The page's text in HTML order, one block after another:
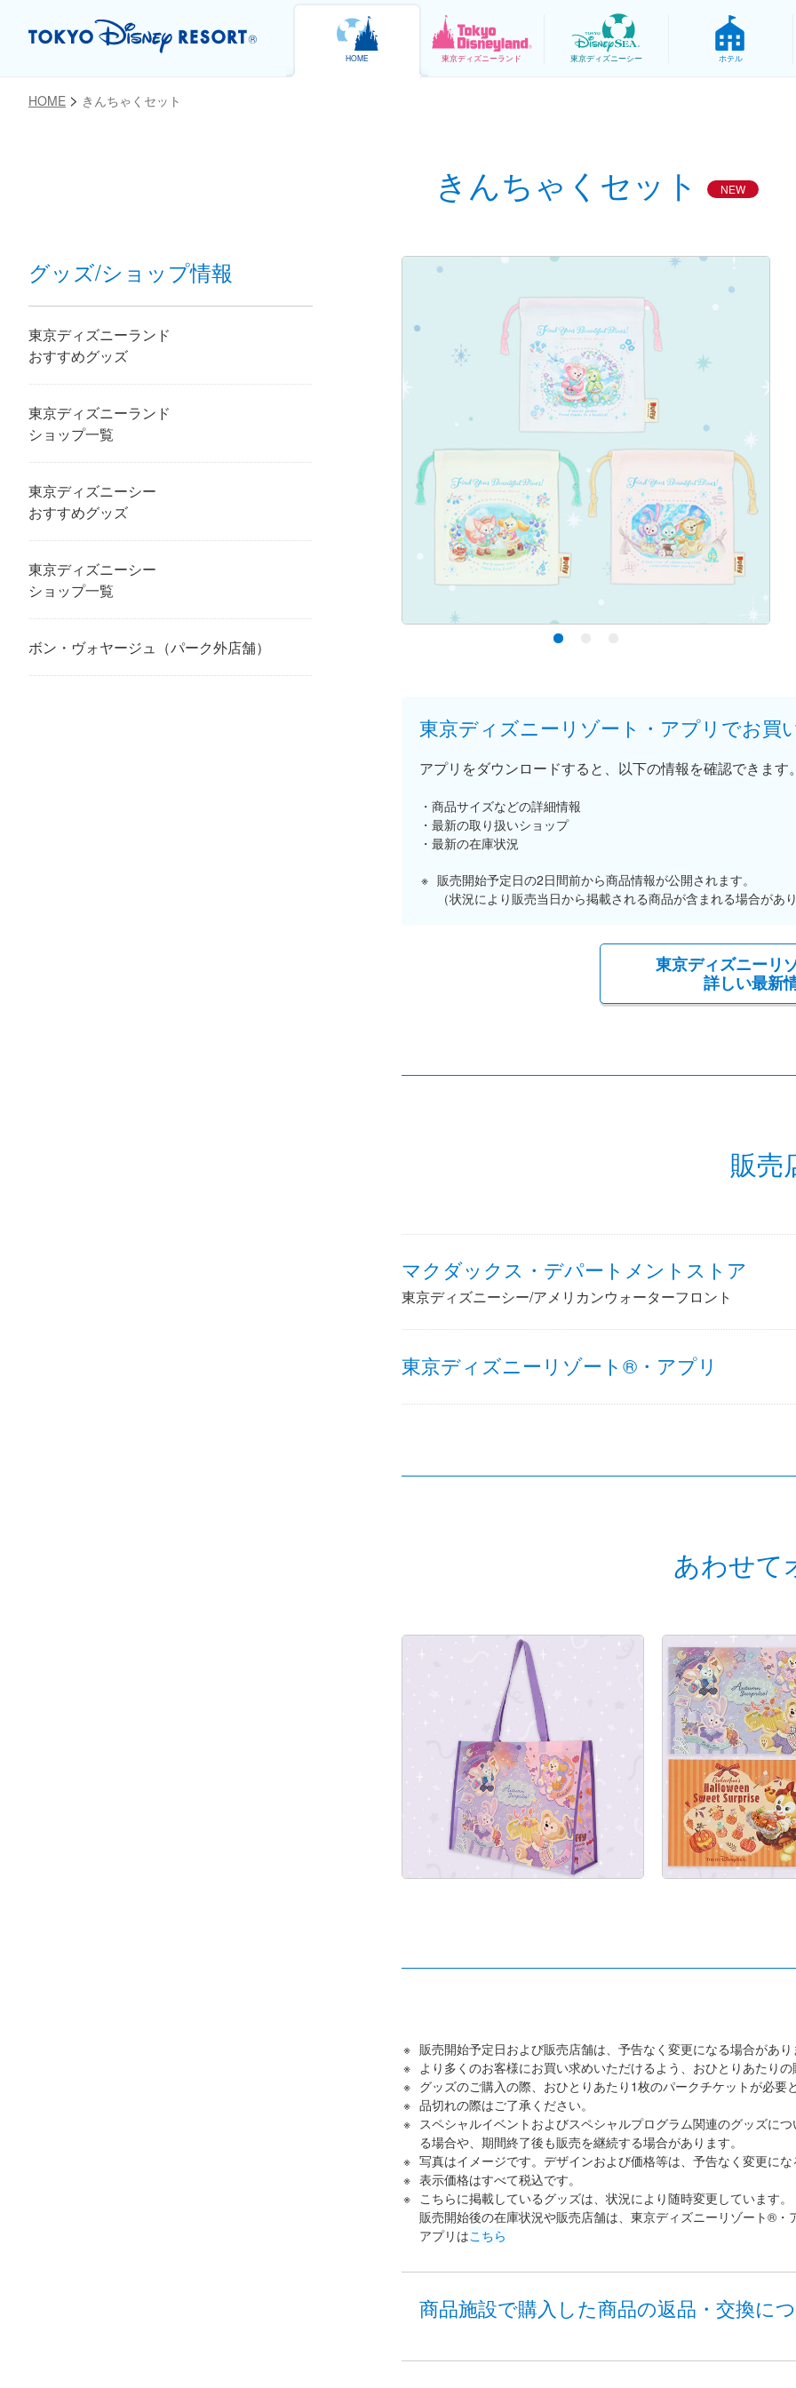
HOME 東京ディズニーランド 東京ディズニーシー ホテル
HOME きんちゃくセット
きんちゃくセット NEW
東京ディズニーリゾート・アプリでお買
アプリをダウンロードすると、以下の情報を確認できます
商品サイズなどの詳細情報
最新の取り扱いショップ
最新の在庫状況
販売開始予定日の2日間前から商品情報が公開されます。
（状況により販売当日から掲載される商品が含まれる場合があ
東京ディズニーリ
詳しい最新
販売
マクダックス・デパートメントストア
東京ディズニーシー/アメリカンウォーターフロント
東京ディズニーリゾート®・アプリ
あわせて
販売開始予定日および販売店舗は、予告なく変更になる場合があ
より多くのお客様にお買い求めいただけるよう、おひとりあたり
グッズのご購入の際、おひとりあたり1枚のパークチケットが必要
品切れの際はご了承ください。
スペシャルイベントおよびスペシャルプログラム関連のグッズに
る場合や、期間終了後も販売を継続する場合があります。
写真はイメージです。デザインおよび価格等は、予告なく変更に
表示価格はすべて税込です。
こちらに掲載しているグッズは、状況により随時変更しています。
販売開始後の在庫状況や販売店舗は、東京ディズニーリゾート®・
アプリはこちら
商品施設で購入した商品の返品・交換に
グッズ/ショップ情報
東京ディズニーランド
おすすめグッズ
東京ディズニーランド
ショップ一覧
東京ディズニーシー
おすすめグッズ
東京ディズニーシー
ショップ一覧
ボン・ヴォヤージュ（パーク外店舗）